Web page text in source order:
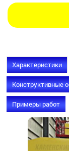
Характеристики
Конструктивные
Примеры работ